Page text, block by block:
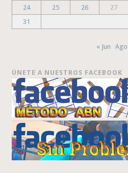
24
25 26 27
31
« Jun Ago
ÚNETE A NUESTROS FACEBOOK